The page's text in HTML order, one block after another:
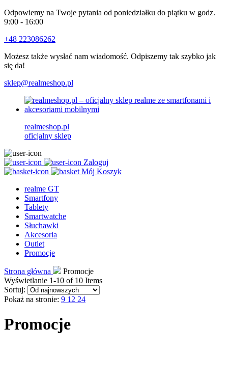
Odpowiemy na Twoje pytania od poniedziałku do piątku w godz.
9:00 - 16:00
+48 223086262
Możesz także wysłać nam wiadomość. Odpiszemy tak szybko jak
się da!
sklep@realmeshop.pl
realmeshop.pl
oficjalny sklep
Zaloguj
Mój Koszyk
realme GT
Smartfony
Tablety
Smartwatche
Słuchawki
Akcesoria
Outlet
Promocje
Strona główna
Promocje
Wyświetlanie 1-10 of 10 Items
Sortuj:
Pokaż na stronie: 9 12 24
Promocje